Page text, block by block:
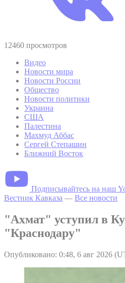
12460 просмотров
Видео
Новости мира
Новости России
Общество
Новости политики
Украина
США
Палестина
Махмуд Аббас
Сергей Степашин
Ближний Восток
Подписывайтесь на наш
Вестник Кавказа — Все новости
"Ахмат" уступил в
"Краснодару"
Опубликовано: 0:48, 6 авг 2026